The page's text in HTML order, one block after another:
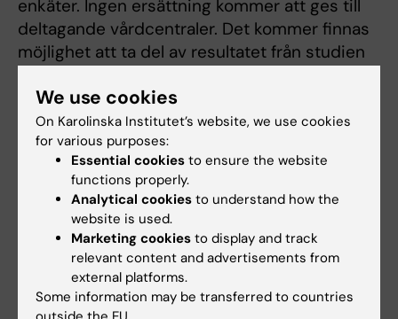
enkäter. Ingen ersättning kommer att ges till
deltagande vårdcentraler. Det kommer finnas
möjlighet att ta del av resultatet från studien
Kontaktpersoner
Kerstin Blom
Projektansvarig
Email:
kerstin.blom@ki.se
We use cookies
On Karolinska Institutet’s website, we use cookies
for various purposes:
Essential cookies to ensure the website
functions properly.
Analytical cookies to understand how the
website is used.
Marketing cookies to display and track
relevant content and advertisements from
external platforms.
Some information may be transferred to countries